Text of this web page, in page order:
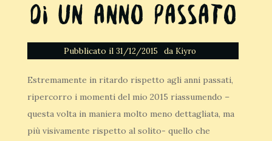
di un anno passato
Pubblicato il 31/12/2015 da Kiyro
Estremamente in ritardo rispetto agli anni passati,
ripercorro i momenti del mio 2015 riassumendo –
questa volta in maniera molto meno dettagliata, ma
più visivamente rispetto al solito- quello che